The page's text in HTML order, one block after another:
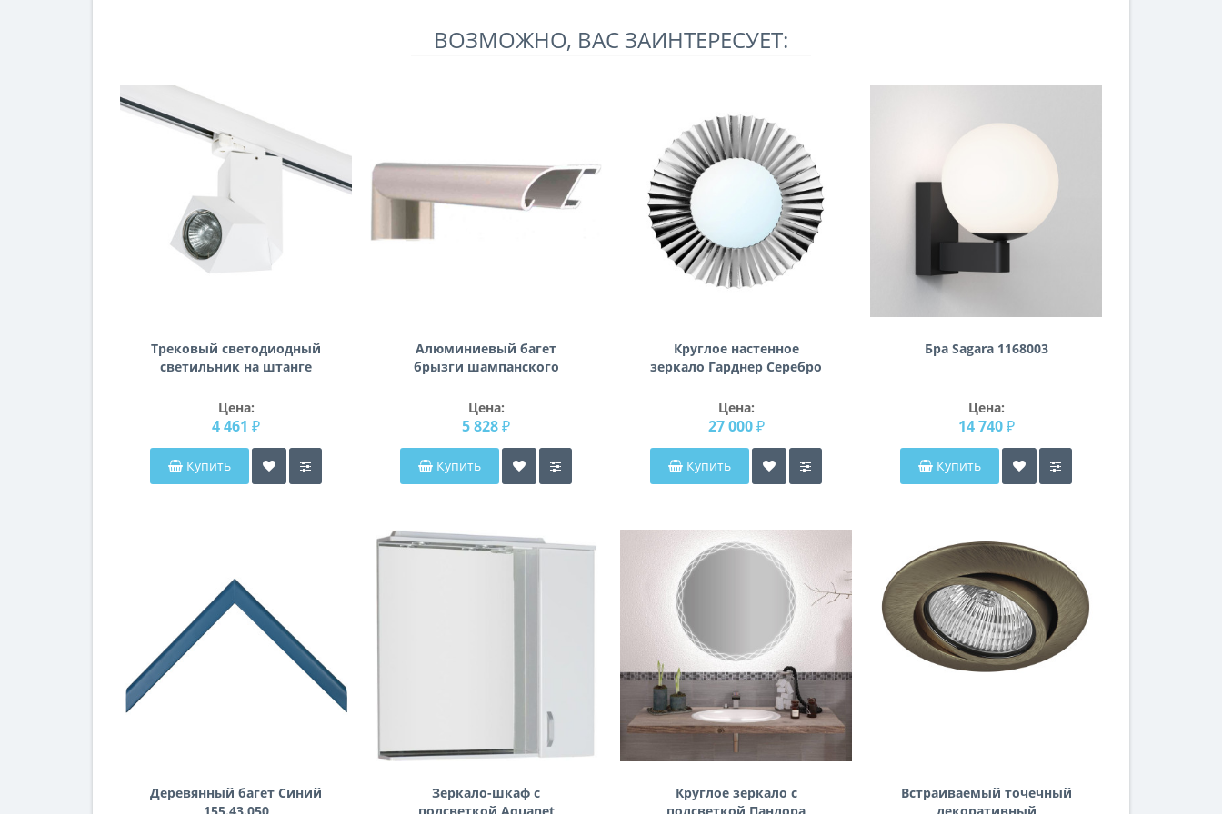
ВОЗМОЖНО, ВАС ЗАИНТЕРЕСУЕТ:
Трековый светодиодный
светильник на штанге
A3T051056
Цена:
4 461 ₽
Купить
Алюминиевый багет
брызги шампанского
Цена:
5 828 ₽
Купить
Круглое настенное
зеркало Гарднер Серебро
Цена:
27 000 ₽
Купить
Бра Sagara 1168003
Цена:
14 740 ₽
Купить
Деревянный багет Синий
Зеркало-шкаф с
Круглое зеркало с
Встраиваемый точечный